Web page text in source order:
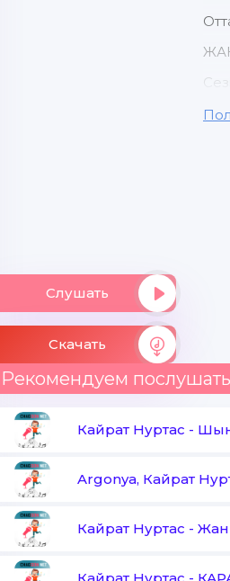
Слушать
Скачать
Рекомендуем послушать
Кайрат Нуртас - Шын
Argonya, Кайрат
Кайрат Нуртас -